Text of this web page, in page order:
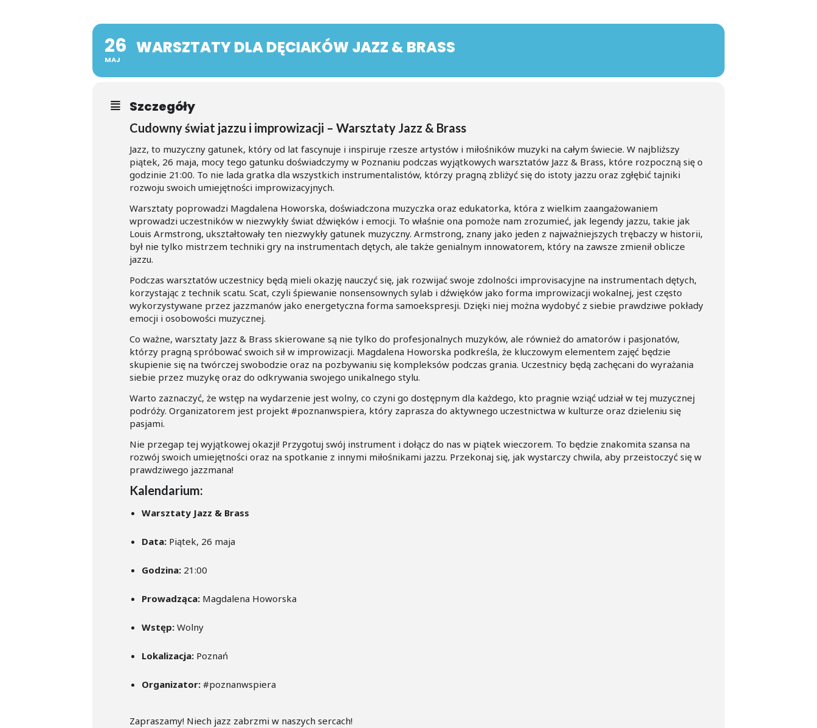
26
MAJ
WARSZTATY DLA DĘCIAKÓW JAZZ & BRASS
Szczegóły
Cudowny świat jazzu i improwizacji – Warsztaty Jazz & Brass
Jazz, to muzyczny gatunek, który od lat fascynuje i inspiruje rzesze artystów i miłośników muzyki na całym świecie. W najbliższy
piątek, 26 maja, mocy tego gatunku doświadczymy w Poznaniu podczas wyjątkowych warsztatów Jazz & Brass, które rozpoczną się o
godzinie 21:00. To nie lada gratka dla wszystkich instrumentalistów, którzy pragną zbliżyć się do istoty jazzu oraz zgłębić tajniki
rozwoju swoich umiejętności improwizacyjnych.
Warsztaty poprowadzi Magdalena Howorska, doświadczona muzyczka oraz edukatorka, która z wielkim zaangażowaniem
wprowadzi uczestników w niezwykły świat dźwięków i emocji. To właśnie ona pomoże nam zrozumieć, jak legendy jazzu, takie jak
Louis Armstrong, ukształtowały ten niezwykły gatunek muzyczny. Armstrong, znany jako jeden z najważniejszych trębaczy w historii,
był nie tylko mistrzem techniki gry na instrumentach dętych, ale także genialnym innowatorem, który na zawsze zmienił oblicze
jazzu.
Podczas warsztatów uczestnicy będą mieli okazję nauczyć się, jak rozwijać swoje zdolności improvisacyjne na instrumentach dętych,
korzystając z technik scatu. Scat, czyli śpiewanie nonsensownych sylab i dźwięków jako forma improwizacji wokalnej, jest często
wykorzystywane przez jazzmanów jako energetyczna forma samoekspresji. Dzięki niej można wydobyć z siebie prawdziwe pokłady
emocji i osobowości muzycznej.
Co ważne, warsztaty Jazz & Brass skierowane są nie tylko do profesjonalnych muzyków, ale również do amatorów i pasjonatów,
którzy pragną spróbować swoich sił w improwizacji. Magdalena Howorska podkreśla, że kluczowym elementem zajęć będzie
skupienie się na twórczej swobodzie oraz na pozbywaniu się kompleksów podczas grania. Uczestnicy będą zachęcani do wyrażania
siebie przez muzykę oraz do odkrywania swojego unikalnego stylu.
Warto zaznaczyć, że wstęp na wydarzenie jest wolny, co czyni go dostępnym dla każdego, kto pragnie wziąć udział w tej muzycznej
podróży. Organizatorem jest projekt #poznanwspiera, który zaprasza do aktywnego uczestnictwa w kulturze oraz dzieleniu się
pasjami.
Nie przegap tej wyjątkowej okazji! Przygotuj swój instrument i dołącz do nas w piątek wieczorem. To będzie znakomita szansa na
rozwój swoich umiejętności oraz na spotkanie z innymi miłośnikami jazzu. Przekonaj się, jak wystarczy chwila, aby przeistoczyć się w
prawdziwego jazzmana!
Kalendarium:
Warsztaty Jazz & Brass
Data: Piątek, 26 maja
Godzina: 21:00
Prowadząca: Magdalena Howorska
Wstęp: Wolny
Lokalizacja: Poznań
Organizator: #poznanwspiera
Zapraszamy! Niech jazz zabrzmi w naszych sercach!